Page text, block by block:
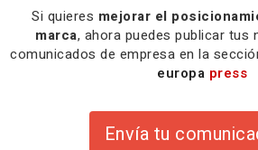
Si quieres mejorar el
marca, ahora puedes publicar tus
comunicados de empresa en la
europa press
Envía tu